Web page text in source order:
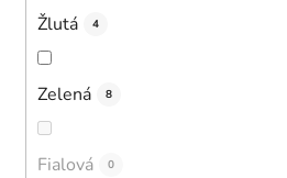
Žlutá 4
Zelená 8
Fialová 0